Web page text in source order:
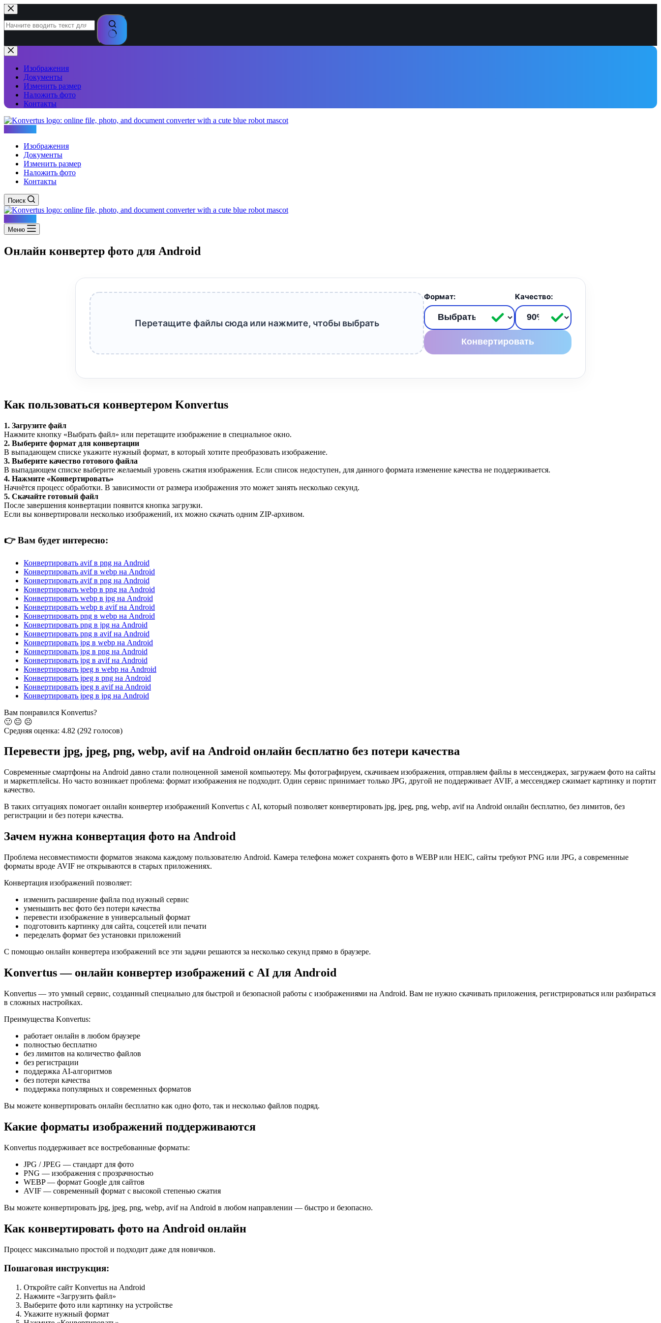
Перейти
к
сути
Ничего
не
найденоИзображения
Документы
Изменить размер
Наложить фото
Контакты
Изображения
Документы
Изменить размер
Наложить фото
Контакты
Поиск
Меню
Онлайн конвертер фото для Android
Перетащите файлы сюда или нажмите, чтобы выбрать
Формат: Качество:
Конвертировать
Как пользоваться конвертером Konvertus
1. Загрузите файл
Нажмите кнопку «Выбрать файл» или перетащите изображение в специальное окно.
2. Выберите формат для конвертации
В выпадающем списке укажите нужный формат, в который хотите преобразовать изображение.
3. Выберите качество готового файла
В выпадающем списке выберите желаемый уровень сжатия изображения. Если список недоступен, для данного формата изменение качества не поддерживается.
4. Нажмите «Конвертировать»
Начнётся процесс обработки. В зависимости от размера изображения это может занять несколько секунд.
5. Скачайте готовый файл
После завершения конвертации появится кнопка загрузки.
Если вы конвертировали несколько изображений, их можно скачать одним ZIP-архивом.
👉Вам будет интересно:
Конвертировать avif в png на Android
Конвертировать avif в webp на Android
Конвертировать avif в png на Android
Конвертировать webp в png на Android
Конвертировать webp в jpg на Android
Конвертировать webp в avif на Android
Конвертировать png в webp на Android
Конвертировать png в jpg на Android
Конвертировать png в avif на Android
Конвертировать jpg в webp на Android
Конвертировать jpg в png на Android
Конвертировать jpg в avif на Android
Конвертировать jpeg в webp на Android
Конвертировать jpeg в png на Android
Конвертировать jpeg в avif на Android
Конвертировать jpeg в jpg на Android
Вам понравился Konvertus?
🙂 😐 ☹️
Средняя оценка: 4.82 (292 голосов)
Перевести jpg, jpeg, png, webp, avif на Android онлайн бесплатно без потери качества
Современные смартфоны на Android давно стали полноценной заменой компьютеру. Мы фотографируем, скачиваем изображения, отправляем файлы в мессенджерах, загружаем фото на сайты
и маркетплейсы. Но часто возникает проблема: формат изображения не подходит. Один сервис принимает только JPG, другой не поддерживает AVIF, а мессенджер сжимает картинку и портит
качество.
В таких ситуациях помогает онлайн конвертер изображений Konvertus с AI, который позволяет конвертировать jpg, jpeg, png, webp, avif на Android онлайн бесплатно, без лимитов, без
регистрации и без потери качества.
Зачем нужна конвертация фото на Android
Проблема несовместимости форматов знакома каждому пользователю Android. Камера телефона может сохранять фото в WEBP или HEIC, сайты требуют PNG или JPG, а современные
форматы вроде AVIF не открываются в старых приложениях.
Конвертация изображений позволяет:
изменить расширение файла под нужный сервис
уменьшить вес фото без потери качества
перевести изображение в универсальный формат
подготовить картинку для сайта, соцсетей или печати
переделать формат без установки приложений
С помощью онлайн конвертера изображений все эти задачи решаются за несколько секунд прямо в браузере.
Konvertus — онлайн конвертер изображений с AI для Android
Konvertus — это умный сервис, созданный специально для быстрой и безопасной работы с изображениями на Android. Вам не нужно скачивать приложения, регистрироваться или разбираться
в сложных настройках.
Преимущества Konvertus:
работает онлайн в любом браузере
полностью бесплатно
без лимитов на количество файлов
без регистрации
поддержка AI-алгоритмов
без потери качества
поддержка популярных и современных форматов
Вы можете конвертировать онлайн бесплатно как одно фото, так и несколько файлов подряд.
Какие форматы изображений поддерживаются
Konvertus поддерживает все востребованные форматы:
JPG / JPEG — стандарт для фото
PNG — изображения с прозрачностью
WEBP — формат Google для сайтов
AVIF — современный формат с высокой степенью сжатия
Вы можете конвертировать jpg, jpeg, png, webp, avif на Android в любом направлении — быстро и безопасно.
Как конвертировать фото на Android онлайн
Процесс максимально простой и подходит даже для новичков.
Пошаговая инструкция:
Откройте сайт Konvertus на Android
Нажмите «Загрузить файл»
Выберите фото или картинку на устройстве
Укажите нужный формат